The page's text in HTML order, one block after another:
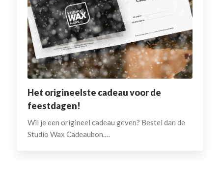
Het origineelste cadeau voor de
feestdagen!
Wil je een origineel cadeau geven? Bestel dan de
Studio Wax Cadeaubon.…